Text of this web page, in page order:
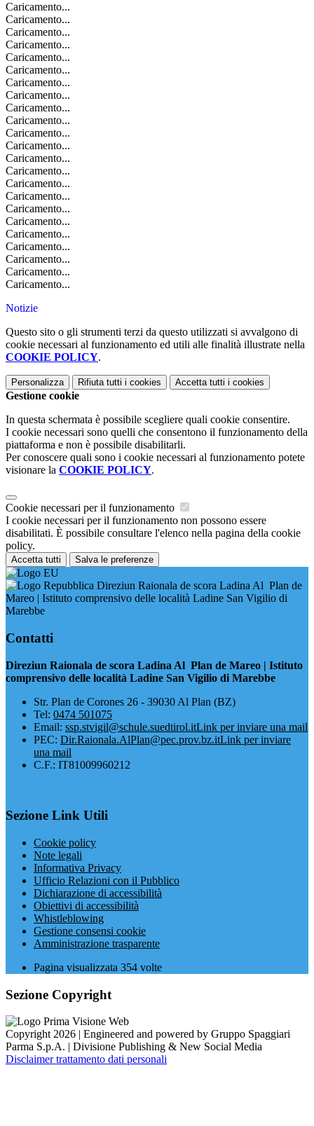
Caricamento...
Caricamento...
Caricamento...
Caricamento...
Caricamento...
Caricamento...
Caricamento...
Caricamento...
Caricamento...
Caricamento...
Caricamento...
Caricamento...
Caricamento...
Caricamento...
Caricamento...
Caricamento...
Caricamento...
Caricamento...
Caricamento...
Caricamento...
Caricamento...
Caricamento...
Caricamento...
Notizie
Questo sito o gli strumenti terzi da questo utilizzati si avvalgono di
cookie necessari al funzionamento ed utili alle finalità illustrate nella
COOKIE POLICY.
Personalizza Rifiuta tutti i cookies Accetta tutti i cookies
Gestione cookie
In questa schermata è possibile scegliere quali cookie consentire.
I cookie necessari sono quelli che consentono il funzionamento della
piattaforma e non è possibile disabilitarli.
Per conoscere quali sono i cookie necessari al funzionamento potete
visionare la COOKIE POLICY.
Cookie necessari per il funzionamento
I cookie necessari per il funzionamento non possono essere
disabilitati. È possibile consultare l'elenco nella pagina della cookie
policy.
Accetta tutti Salva le preferenze
Direziun Raionala de scora Ladina Al Plan de
Mareo | Istituto comprensivo delle località Ladine San Vigilio di
Marebbe
Contatti
Direziun Raionala de scora Ladina Al Plan de Mareo | Istituto
comprensivo delle località Ladine San Vigilio di Marebbe
​Str. Plan de Corones 26 - 39030 Al Plan (BZ)
Tel: 0474 501075
Email: ssp.stvigil@schule.suedtirol.itLink per inviare una mail
PEC: Dir.Raionala.AlPlan@pec.prov.bz.itLink per inviare
una mail
C.F.: IT81009960212
Sezione Link Utili
Cookie policy
Note legali
Informativa Privacy
Ufficio Relazioni con il Pubblico
Dichiarazione di accessibilità
Obiettivi di accessibilità
Whistleblowing
Gestione consensi cookie
Amministrazione trasparente
Pagina visualizzata 354 volte
Sezione Copyright
Copyright 2026 | Engineered and powered by Gruppo Spaggiari
Parma S.p.A. | Divisione Publishing & New Social Media
Disclaimer trattamento dati personali